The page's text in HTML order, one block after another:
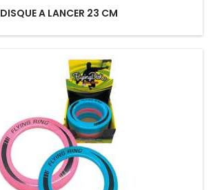
DISQUE A LANCER 23 CM